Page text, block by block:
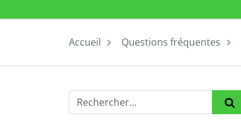
Accueil Questions fréquentes